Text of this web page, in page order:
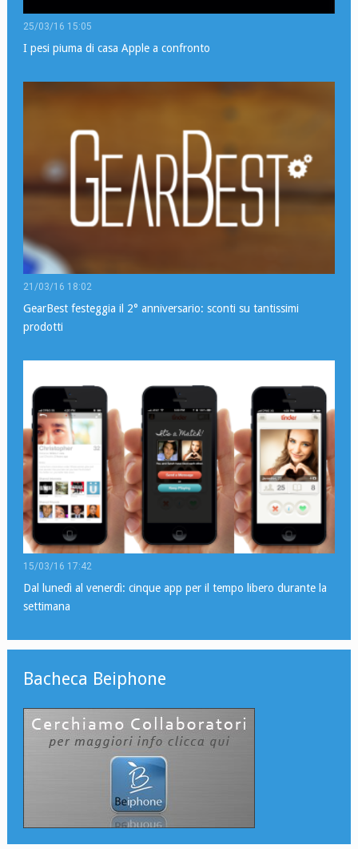
25/03/16 15:05
I pesi piuma di casa Apple a confronto
21/03/16 18:02
GearBest festeggia il 2° anniversario: sconti su tantissimi
prodotti
15/03/16 17:42
Dal lunedì al venerdì: cinque app per il tempo libero durante la
settimana
Bacheca Beiphone